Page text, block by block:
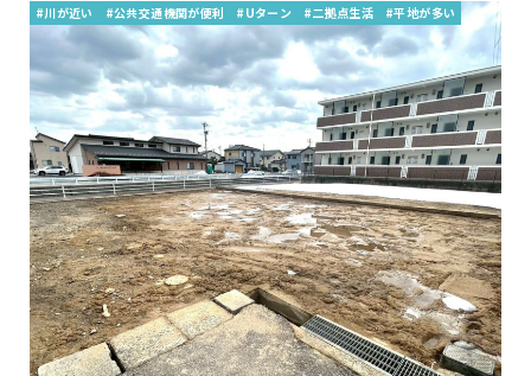
#川が近い #公共交通機関が便利 #Uターン #二拠点生活 #平地が多い